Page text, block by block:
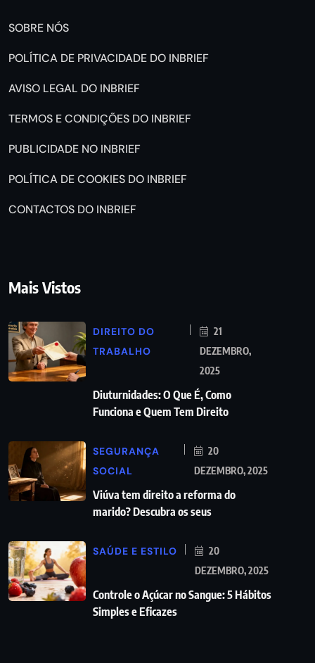
SOBRE NÓS
POLÍTICA DE PRIVACIDADE DO INBRIEF
AVISO LEGAL DO INBRIEF
TERMOS E CONDIÇÕES DO INBRIEF
PUBLICIDADE NO INBRIEF
POLÍTICA DE COOKIES DO INBRIEF
CONTACTOS DO INBRIEF
Mais Vistos
DIREITO DO
TRABALHO
21
DEZEMBRO,
2025
Diuturnidades: O Que É, Como
Funciona e Quem Tem Direito
SEGURANÇA
SOCIAL
20
DEZEMBRO, 2025
Viúva tem direito a reforma do
marido? Descubra os seus
SAÚDE E ESTILO
20
DEZEMBRO, 2025
Controle o Açúcar no Sangue: 5 Hábitos
Simples e Eficazes